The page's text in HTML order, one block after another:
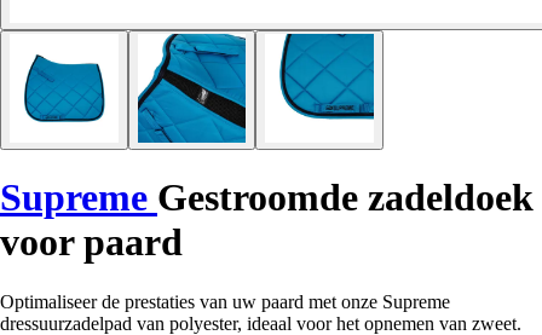
Supreme Gestroomde zadeldoek
voor paard
Optimaliseer de prestaties van uw paard met onze Supreme
dressuurzadelpad van polyester, ideaal voor het opnemen van zweet.